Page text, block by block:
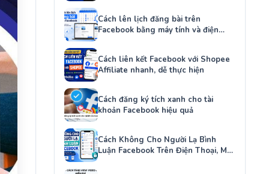
Cách lên lịch đăng bài trên
Facebook bằng máy tính và điện
thoại
Cách liên kết Facebook với Shopee
Affiliate nhanh, dễ thực hiện
Cách đăng ký tích xanh cho tài
khoản Facebook hiệu quả
Cách Không Cho Người Lạ Bình
Luận Facebook Trên Điện Thoại, Máy
Tính